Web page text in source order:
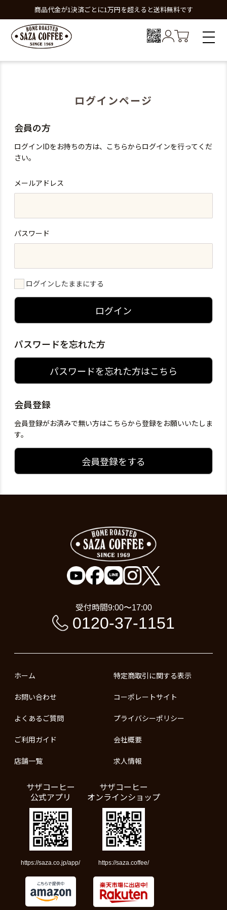
商品代金が1決済ごとに1万円を超えると送料無料です
ログインページ
会員の方
ログインIDをお持ちの方は、こちらからログインを行ってくだ
さい。
メールアドレス
パスワード
ログインしたままにする
ログイン
パスワードを忘れた方
パスワードを忘れた方はこちら
会員登録
会員登録がお済みで無い方はこちらから登録をお願いいたしま
す。
会員登録をする
受付時間9:00〜17:00
0120-37-1151
ホーム
お問い合わせ
よくあるご質問
ご利用ガイド
店舗一覧
特定商取引に関する表示
コーポレートサイト
プライバシーポリシー
会社概要
求人情報
サザコーヒー
公式アプリ
https://saza.co.jp/app/
サザコーヒー
オンラインショップ
https://saza.coffee/